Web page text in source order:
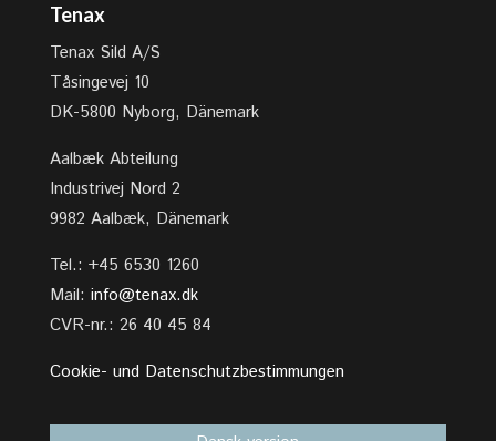
Tenax
Tenax Sild A/S
Tåsingevej 10
DK-5800 Nyborg, Dänemark
Aalbæk Abteilung
Industrivej Nord 2
9982 Aalbæk, Dänemark
Tel.: +45 6530 1260
Mail: info@tenax.dk
CVR-nr.: 26 40 45 84
Cookie- und Datenschutzbestimmungen